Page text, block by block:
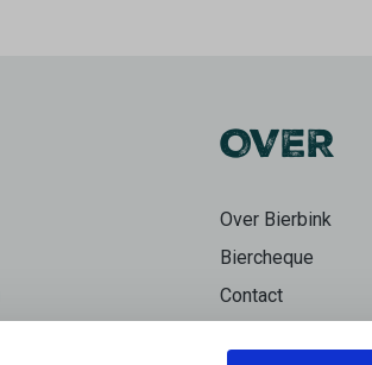
OVER
Over Bierbink
Biercheque
Contact